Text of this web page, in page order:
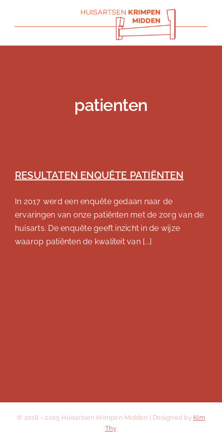
patienten
RESULTATEN ENQUÊTE PATIËNTEN
In 2017 werd een enquête gedaan naar de
ervaringen van onze patiënten met de zorg van de
huisarts. De enquête geeft inzicht in de wijze
waarop patiënten de kwaliteit van [...]
© 2018 - 2025 Huisartsen Krimpen Midden | Designed by Kim
Thy.